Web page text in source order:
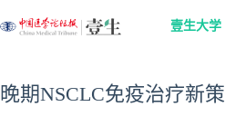
壹生大学
晚期NSCLC免疫治疗新